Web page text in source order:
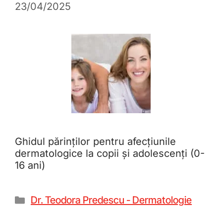
23/04/2025
Ghidul părinților pentru afecțiunile
dermatologice la copii și adolescenți (0-
16 ani)
Dr. Teodora Predescu - Dermatologie